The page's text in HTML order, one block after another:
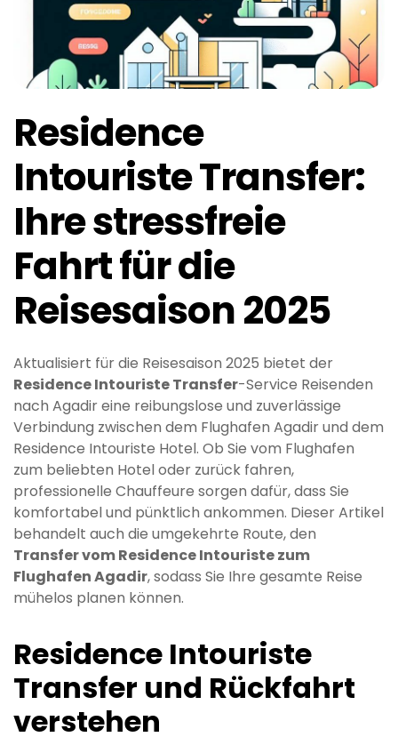
Residence
Intouriste Transfer:
Ihre stressfreie
Fahrt für die
Reisesaison 2025
Aktualisiert für die Reisesaison 2025 bietet der
Residence Intouriste Transfer-Service Reisenden
nach Agadir eine reibungslose und zuverlässige
Verbindung zwischen dem Flughafen Agadir und dem
Residence Intouriste Hotel. Ob Sie vom Flughafen
zum beliebten Hotel oder zurück fahren,
professionelle Chauffeure sorgen dafür, dass Sie
komfortabel und pünktlich ankommen. Dieser Artikel
behandelt auch die umgekehrte Route, den
Transfer vom Residence Intouriste zum
Flughafen Agadir, sodass Sie Ihre gesamte Reise
mühelos planen können.
Residence Intouriste
Transfer und Rückfahrt
verstehen